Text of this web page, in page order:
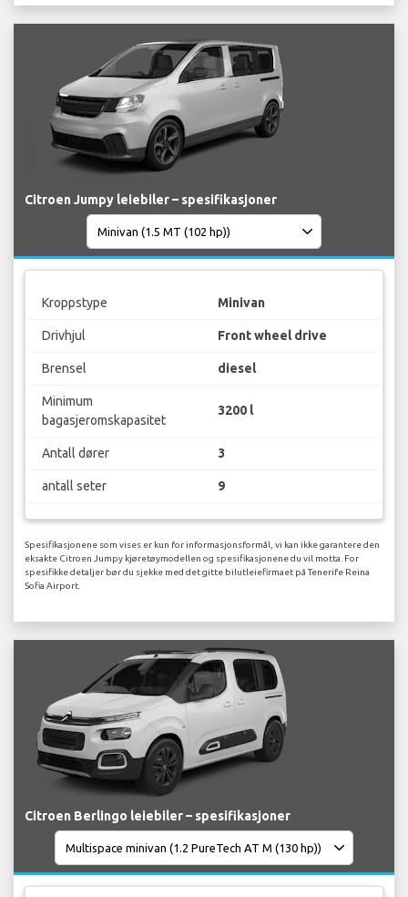
Citroen Jumpy leiebiler – spesifikasjoner
Kroppstype Minivan
Drivhjul Front wheel drive
Brensel diesel
Minimum
bagasjeromskapasitet
3200 l
Antall dører 3
antall seter 9
Spesifikasjonene som vises er kun for informasjonsformål, vi kan ikke garantere den
eksakte Citroen Jumpy kjøretøymodellen og spesifikasjonene du vil motta. For
spesifikke detaljer bør du sjekke med det gitte bilutleiefirmaet på Tenerife Reina
Sofia Airport.
Citroen Berlingo leiebiler – spesifikasjoner